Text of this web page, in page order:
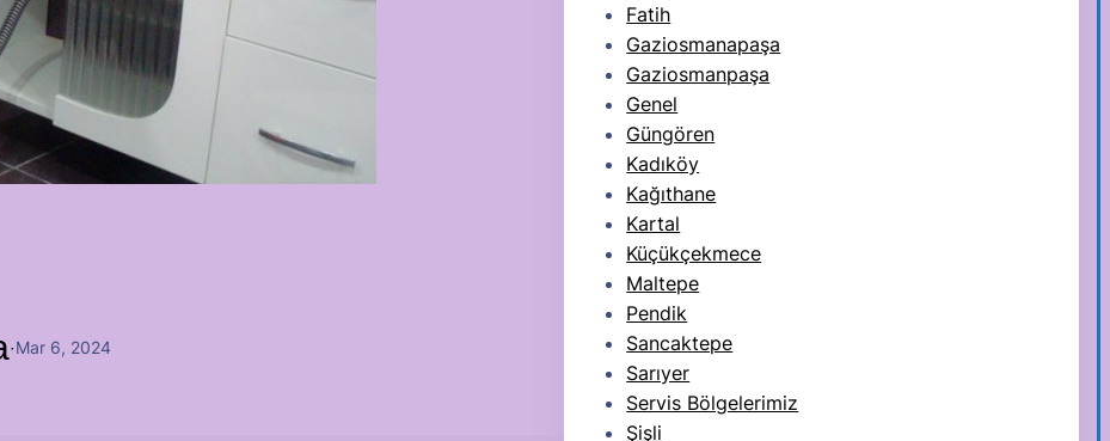
·Mar 6, 2024
Fatih
Gaziosmanapaşa
Gaziosmanpaşa
Genel
Güngören
Kadıköy
Kağıthane
Kartal
Küçükçekmece
Maltepe
Pendik
Sancaktepe
Sarıyer
Servis Bölgelerimiz
Şişli